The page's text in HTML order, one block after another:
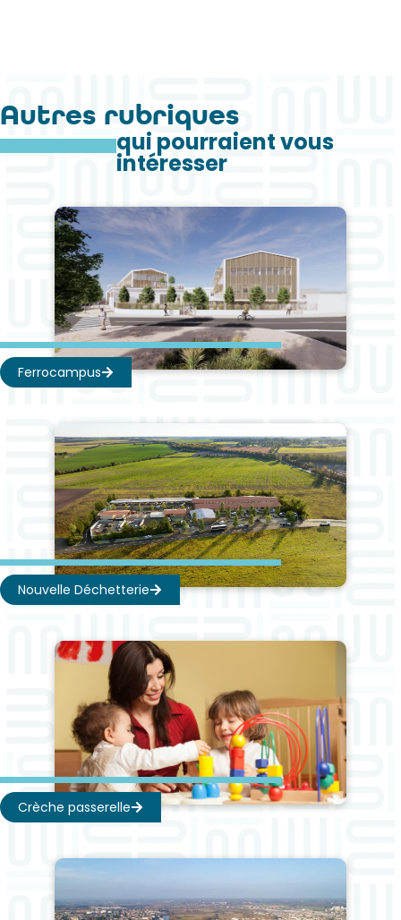
Autres rubriques
qui pourraient vous
intéresser
Ferrocampus
Nouvelle Déchetterie
Crèche passerelle